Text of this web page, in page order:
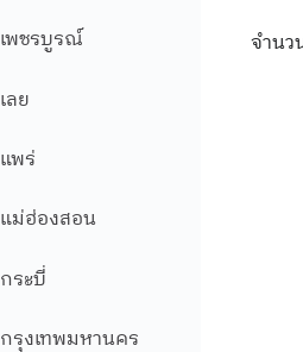
เพชรบูรณ์
เลย
แพร่
แม่ฮ่องสอน
กระบี่
กรุงเทพมหานคร
จำนว